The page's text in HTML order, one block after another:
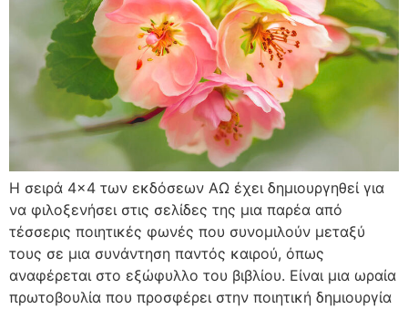
Η σειρά 4×4 των εκδόσεων ΑΩ έχει δημιουργηθεί για
να φιλοξενήσει στις σελίδες της μια παρέα από
τέσσερις ποιητικές φωνές που συνομιλούν μεταξύ
τους σε μια συνάντηση παντός καιρού, όπως
αναφέρεται στο εξώφυλλο του βιβλίου. Είναι μια ωραία
πρωτοβουλία που προσφέρει στην ποιητική δημιουργία